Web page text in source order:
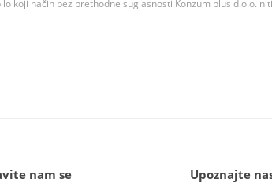
koji način bez prethodne suglasnosti Konzum plus d.o.o.
nam se
Upoznajte